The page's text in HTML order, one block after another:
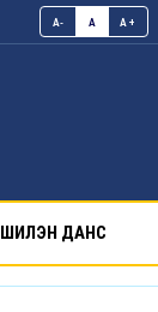
A- A A+
ШИЛЭН ДАНС